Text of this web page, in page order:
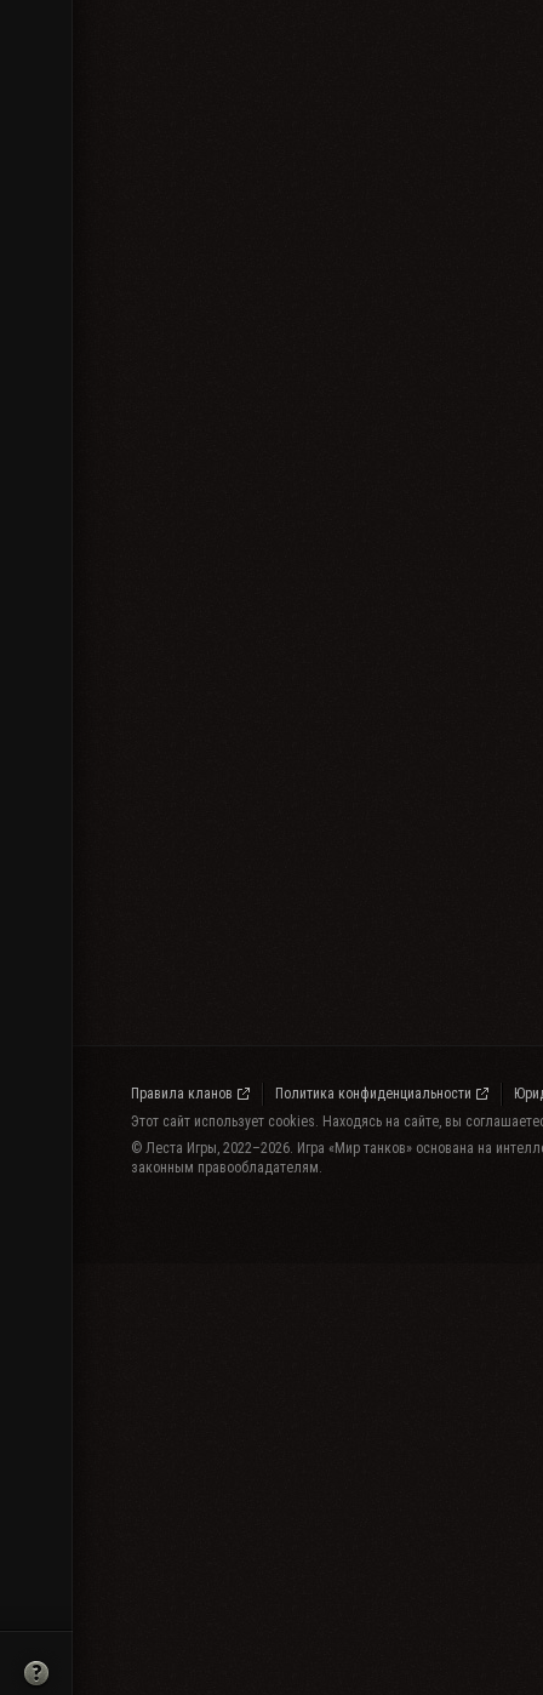
Правила кланов Политика конфиденциальности
Этот сайт использует cookies. Находясь на сайте, вы
© Леста Игры, 2022–2026. Игра «Мир танков» основана на
законным правообладателям.